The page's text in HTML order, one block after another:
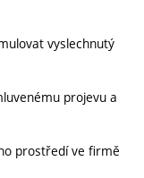
vyslechnutý
projevu a
prostředí ve firmě